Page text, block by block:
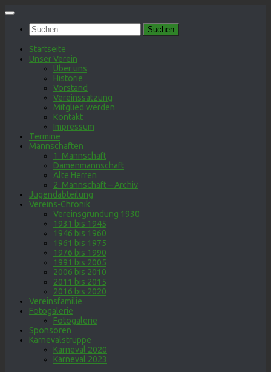
Zum
springenSuchen
nach:
Startseite
Unser Verein
Über uns
Historie
Vorstand
Vereinssatzung
Mitglied werden
Kontakt
Impressum
Termine
Mannschaften
1. Mannschaft
Damenmannschaft
Alte Herren
2. Mannschaft – Archiv
Jugendabteilung
Vereins-Chronik
Vereinsgründung 1930
1931 bis 1945
1946 bis 1960
1961 bis 1975
1976 bis 1990
1991 bis 2005
2006 bis 2010
2011 bis 2015
2016 bis 2020
Vereinsfamilie
Fotogalerie
Fotogalerie
Sponsoren
Karnevalstruppe
Karneval 2020
Karneval 2023